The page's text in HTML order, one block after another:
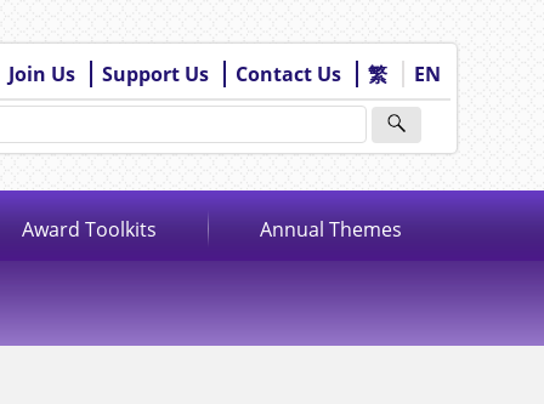
Join Us Support Us Contact Us 繁 EN
Award Toolkits Annual Themes